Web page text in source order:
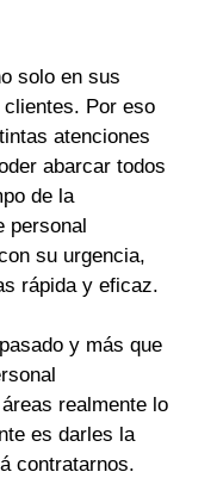
solo en sus
Por eso
atenciones
abarcar todos
de la
personal
su urgencia,
rápida y eficaz.
y más que
realmente lo
es darles la
contratarnos.